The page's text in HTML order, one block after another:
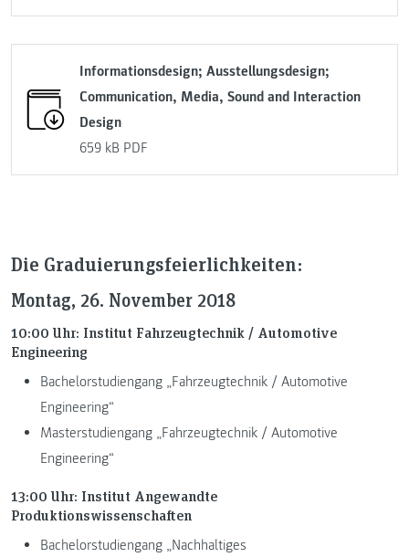
Informationsdesign; Ausstellungsdesign;
Communication, Media, Sound and Interaction
Design
659 kB PDF
Die Graduierungsfeierlichkeiten:
Montag, 26. November 2018
10:00 Uhr: Institut Fahrzeugtechnik / Automotive
Engineering
Bachelorstudiengang „Fahrzeugtechnik / Automotive
Engineering“
Masterstudiengang „Fahrzeugtechnik / Automotive
Engineering“
13:00 Uhr: Institut Angewandte
Produktionswissenschaften
Bachelorstudiengang „Nachhaltiges